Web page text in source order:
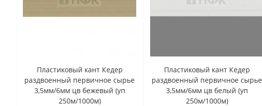
Пластиковый кант Кедер
раздвоенный первичное сырье
3,5мм/6мм цв бежевый (уп
250м/1000м)
Пластиковый кант Кедер
раздвоенный первичное сырье
3,5мм/6мм цв белый (уп
250м/1000м)